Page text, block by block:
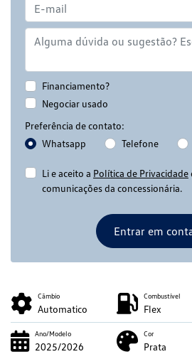
Financiamento?
Negociar usado
Preferência de contato:
Whatsapp
Telefone
Li e aceito a Política de Privacidade
comunicações da concessionária.
Entrar em
Câmbio
Automatico
Combustível
Flex
Ano/Modelo
2025/2026
Cor
Prata